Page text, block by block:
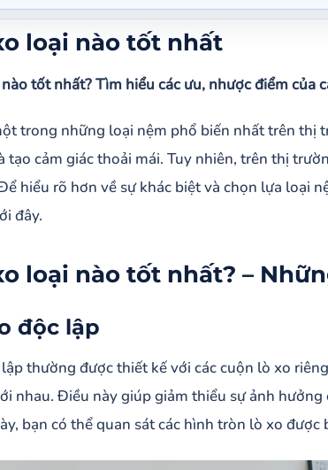
tốt nhất
lập
kết
chọn nệm lò xo
loại nào tốt nhất
tốt nhất? Tìm hiểu các ưu, nhược điểm của
trong những loại nệm phổ biến nhất trên thị
tạo cảm giác thoải mái. Tuy nhiên, trên thị
hiểu rõ hơn về sự khác biệt và chọn lựa loại
đây.
loại nào tốt nhất? –
độc lập
thường được thiết kế với các cuộn lò xo
nhau. Điều này giúp giảm thiểu sự ảnh
bạn có thể quan sát các hình tròn lò xo